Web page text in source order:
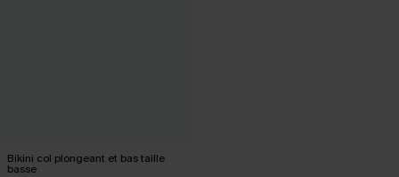
Bikini col plongeant et bas taille
basse